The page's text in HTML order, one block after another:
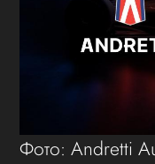
Фото: Andretti